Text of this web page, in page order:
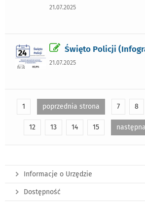
21.07.2025
Święto Policji
21.07.2025
1 poprzednia strona 7 8
12 13 14 15
Informacje o Urzędzie
Dostępność